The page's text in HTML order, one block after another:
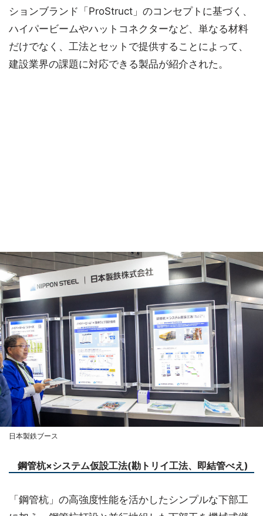
ションブランド「ProStruct」のコンセプトに基づく、
ハイパービームやハットコネクターなど、単なる材料
だけでなく、工法とセットで提供することによって、
建設業界の課題に対応できる製品が紹介された。
日本製鉄ブース
鋼管杭×システム仮設工法(勘トリイ工法、即結管べえ)
「鋼管杭」の高強度性能を活かしたシンプルな下部工